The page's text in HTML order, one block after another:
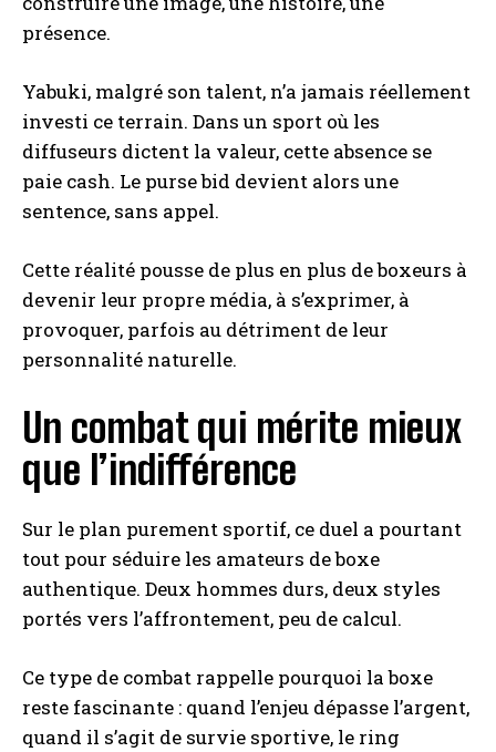
présence.
Yabuki, malgré son talent, n’a jamais réellement
investi ce terrain. Dans un sport où les
diffuseurs dictent la valeur, cette absence se
paie cash. Le purse bid devient alors une
sentence, sans appel.
Cette réalité pousse de plus en plus de boxeurs à
devenir leur propre média, à s’exprimer, à
provoquer, parfois au détriment de leur
personnalité naturelle.
Un combat qui mérite mieux
que l’indifférence
Sur le plan purement sportif, ce duel a pourtant
tout pour séduire les amateurs de boxe
authentique. Deux hommes durs, deux styles
portés vers l’affrontement, peu de calcul.
Ce type de combat rappelle pourquoi la boxe
reste fascinante : quand l’enjeu dépasse l’argent,
quand il s’agit de survie sportive, le ring